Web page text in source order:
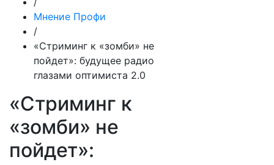
Мнение Профи
/
«Стриминг к «зомби» не
пойдет»: будущее радио
глазами оптимиста 2.0
«Стриминг к
«зомби» не
пойдет»: